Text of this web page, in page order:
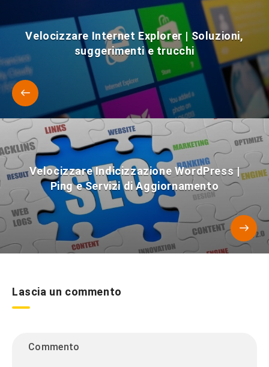
Velocizzare Internet Explorer | Soluzioni,
suggerimenti e trucchi
Velocizzare Indicizzazione WordPress |
Ping e Servizi di Aggiornamento
Lascia un commento